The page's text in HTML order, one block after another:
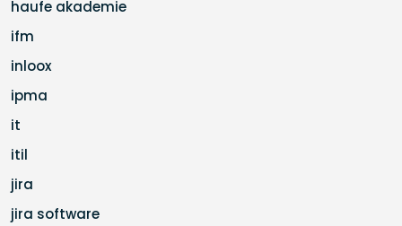
haufe akademie
ifm
inloox
ipma
it
itil
jira
jira software